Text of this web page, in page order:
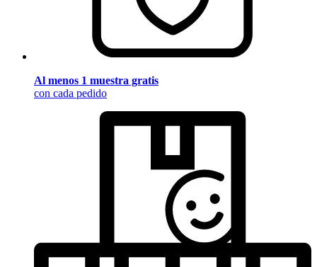
Al menos 1 muestra gratis
con cada pedido